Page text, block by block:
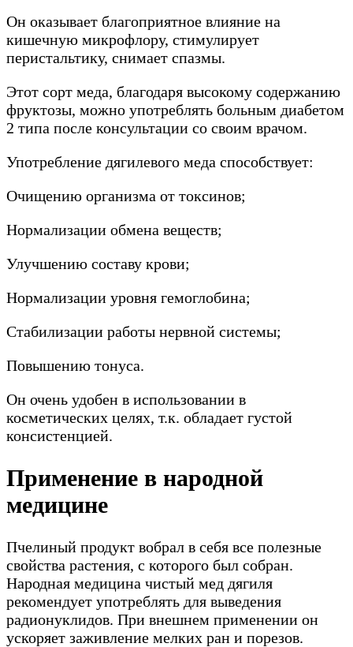
Он оказывает благоприятное влияние на
кишечную микрофлору, стимулирует
перистальтику, снимает спазмы.
Этот сорт меда, благодаря высокому содержанию
фруктозы, можно употреблять больным диабетом
2 типа после консультации со своим врачом.
Употребление дягилевого меда способствует:
Очищению организма от токсинов;
Нормализации обмена веществ;
Улучшению составу крови;
Нормализации уровня гемоглобина;
Стабилизации работы нервной системы;
Повышению тонуса.
Он очень удобен в использовании в
косметических целях, т.к. обладает густой
консистенцией.
Применение в народной
медицине
Пчелиный продукт вобрал в себя все полезные
свойства растения, с которого был собран.
Народная медицина чистый мед дягиля
рекомендует употреблять для выведения
радионуклидов. При внешнем применении он
ускоряет заживление мелких ран и порезов.